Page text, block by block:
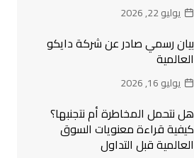
يوليو 22, 2026
بيان رسمي صادر عن شركة دايكو
العالمية
يوليو 16, 2026
هل نتحمل المخاطرة أم نتجنبها؟
كيفية قراءة معنويات السوق
العالمية قبل التداول